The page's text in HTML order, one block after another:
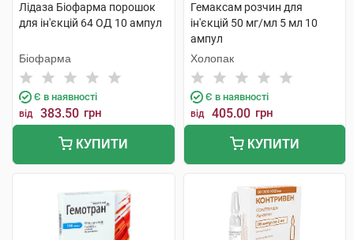
Лідаза Біофарма порошок
для ін'єкцій 64 ОД 10 ампул
Біофарма
Є в наявності
від 383.50 грн
КУПИТИ
Гемаксам розчин для
ін'єкцій 50 мг/мл 5 мл 10
ампул
Холопак
Є в наявності
від 405.00 грн
КУПИТИ